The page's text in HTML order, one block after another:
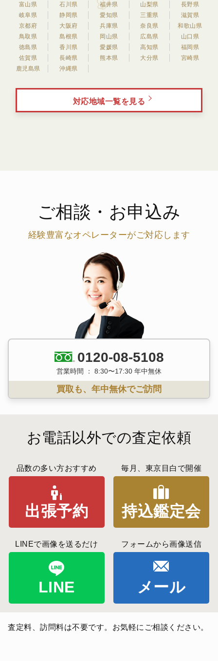
富山県
石川県 福井県 山梨県
長野県
岐阜県
静岡県 愛知県 三重県
滋賀県
京都府
大阪府 兵庫県 奈良県
和歌山県
鳥取県
島根県 岡山県 広島県
山口県
徳島県
香川県 愛媛県 高知県
福岡県
佐賀県
長崎県 熊本県 大分県
宮崎県
鹿児島県
沖縄県
対応地域一覧を見る
ご相談・お申込み
経験豊富なオペレーターがご対応します
0120-08-5108
営業時間 ： 8:30〜17:30 年中無休
買取も、年中無休でご訪問
お電話以外での査定依頼
品数の多い方おすすめ
出張予約
毎月、東京目白で開催
持込鑑定会
LINEで画像を送るだけ
LINE
フォームから画像送信
メール
査定料、訪問料は不要です。お気軽にご相談ください。